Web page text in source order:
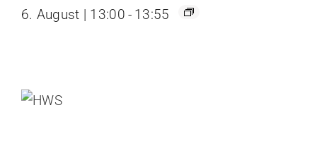
6. August | 13:00 - 13:55